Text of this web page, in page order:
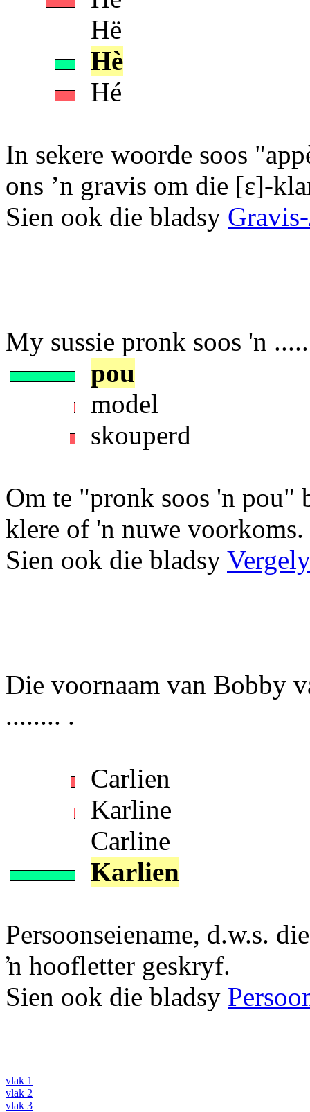
Hë
Hè
Hé
In sekere woorde soos
ons ’n gravis om die [ε]-
Sien ook die bladsy
My sussie pronk soos 'n
pou
model
skouperd
Om te "pronk soos 'n pou"
klere of 'n nuwe voorkoms.
Sien ook die bladsy
Die voornaam van Bobby
........ .
Carlien
Karline
Carline
Karlien
Persoonseiename, d.w.s.
ŉ hoofletter geskryf.
Sien ook die bladsy
vlak 1
vlak 2
vlak 3